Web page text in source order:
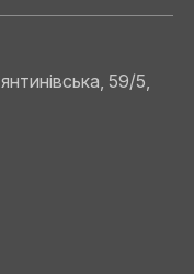
59/5,